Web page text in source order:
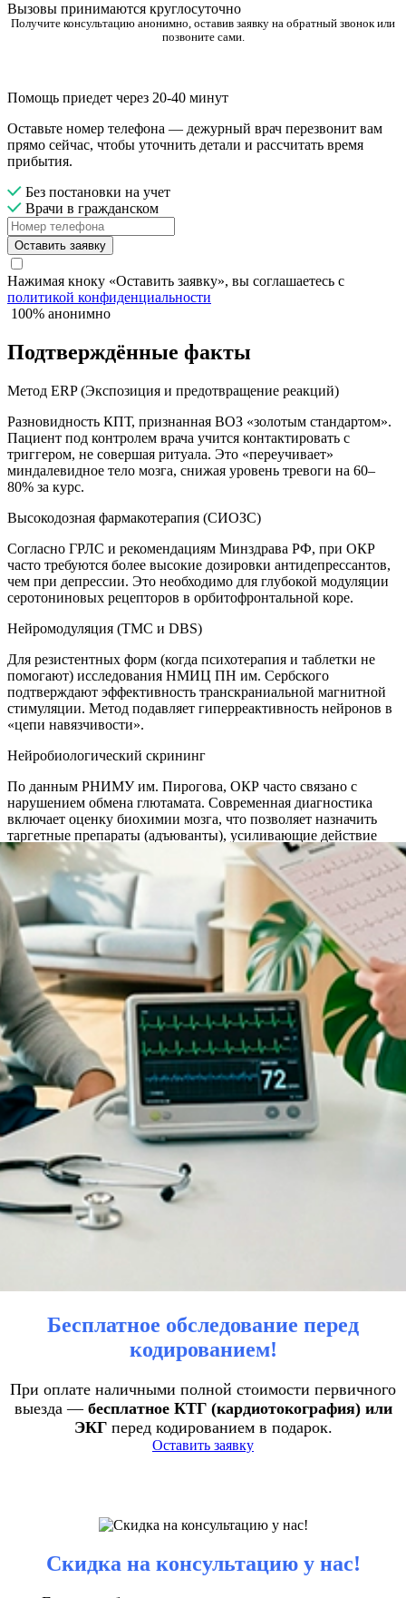
Вызовы принимаются круглосуточно
Получите консультацию анонимно, оставив заявку на обратный звонок или
позвоните сами.
Помощь приедет через 20-40 минут
Оставьте номер телефона — дежурный врач перезвонит вам
прямо сейчас, чтобы уточнить детали и рассчитать время
прибытия.
Без постановки на учет
Врачи в гражданском
Оставить заявку
Нажимая кноку «Оставить заявку», вы соглашаетесь с
политикой конфиденциальности
100% анонимно
Подтверждённые факты
Метод ERP (Экспозиция и предотвращение реакций)
Разновидность КПТ, признанная ВОЗ «золотым стандартом».
Пациент под контролем врача учится контактировать с
триггером, не совершая ритуала. Это «переучивает»
миндалевидное тело мозга, снижая уровень тревоги на 60–
80% за курс.
Высокодозная фармакотерапия (СИОЗС)
Согласно ГРЛС и рекомендациям Минздрава РФ, при ОКР
часто требуются более высокие дозировки антидепрессантов,
чем при депрессии. Это необходимо для глубокой модуляции
серотониновых рецепторов в орбитофронтальной коре.
Нейромодуляция (ТМС и DBS)
Для резистентных форм (когда психотерапия и таблетки не
помогают) исследования НМИЦ ПН им. Сербского
подтверждают эффективность транскраниальной магнитной
стимуляции. Метод подавляет гиперреактивность нейронов в
«цепи навязчивости».
Нейробиологический скрининг
По данным РНИМУ им. Пирогова, ОКР часто связано с
нарушением обмена глютамата. Современная диагностика
включает оценку биохимии мозга, что позволяет назначить
таргетные препараты (адъюванты), усиливающие действие
основной терапии.
Акции и спецпредложения
Бесплатное обследование перед
кодированием!
При оплате наличными полной стоимости первичного
выезда — бесплатное КТГ (кардиотокография) или
ЭКГперед кодированием в подарок.
Оставить заявку
Скидка на консультацию у нас!